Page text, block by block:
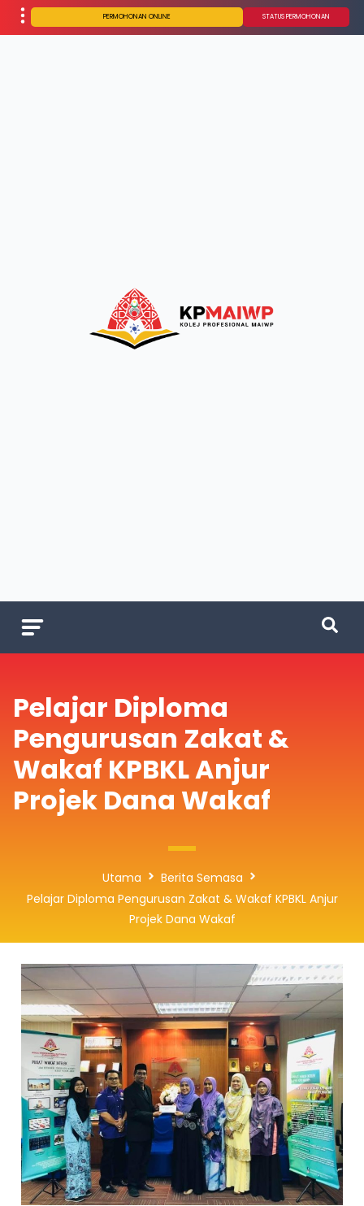
PERMOHONAN ONLINE STATUS PERMOHONAN
Pelajar Diploma
Pengurusan Zakat &
Wakaf KPBKL Anjur
Projek Dana Wakaf
Utama
Berita Semasa
Pelajar Diploma Pengurusan Zakat & Wakaf KPBKL Anjur
Projek Dana Wakaf